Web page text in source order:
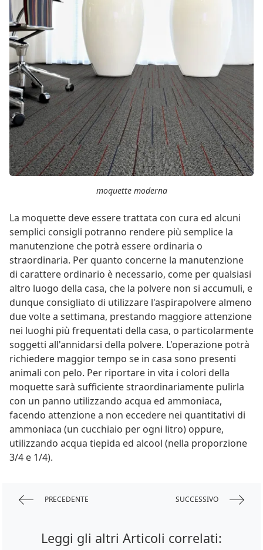
moquette moderna
La moquette deve essere trattata con cura ed alcuni
semplici consigli potranno rendere più semplice la
manutenzione che potrà essere ordinaria o
straordinaria. Per quanto concerne la manutenzione
di carattere ordinario è necessario, come per qualsiasi
altro luogo della casa, che la polvere non si accumuli, e
dunque consigliato di utilizzare l'aspirapolvere almeno
due volte a settimana, prestando maggiore attenzione
nei luoghi più frequentati della casa, o particolarmente
soggetti all'annidarsi della polvere. L'operazione potrà
richiedere maggior tempo se in casa sono presenti
animali con pelo. Per riportare in vita i colori della
moquette sarà sufficiente straordinariamente pulirla
con un panno utilizzando acqua ed ammoniaca,
facendo attenzione a non eccedere nei quantitativi di
ammoniaca (un cucchiaio per ogni litro) oppure,
utilizzando acqua tiepida ed alcool (nella proporzione
3/4 e 1/4).
PRECEDENTE SUCCESSIVO
Leggi gli altri Articoli correlati: